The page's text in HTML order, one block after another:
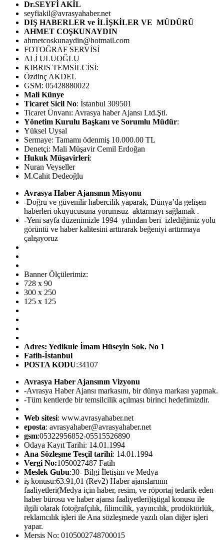
Dr.SEYFİ AKİL
seyfiakil@avrasyahaber.net
DIŞ HABERLER ve İLİŞKİLER VE MÜDÜRÜ
AHMET COŞKUNAYDIN
ahmetcoskunaydin@hotmail.com
FOTOĞRAF SERVİSİ
ALİ ULUOĞLU
KIBRIS TEMSİLCİSİ:
Özdinç AKDEL
GSM: 05428880022
Mali Künye
Ticaret Sicil No: İstanbul 309501
Ticaret Ünvanı: Avrasya haber Ajansı Ltd.Şti.
Yönetim Kurulu Başkanı ve Sorumlu Müdür:
Yüksel Uysal
Sermaye: Tamamı ödenmiş 10.000.00 TL
Denetçi: Mali Müşavir Cemil Erdoğan
Hukuk Müşavirleri:
Nuran Veyseller
M.Cahit Dedeoğlu
Avrasya Haber Ajansının Misyonu
-Doğru ve güvenilir habercilik yaparak, Dünya’da gelişen
haberleri okuyucusuna yorumsuz aktarmayı sağlamak .
-Yeni sayfa düzenimizle 1994 yılından beri izlediğimiz yolu
görüntü ve haber kalitesini arttırarak beğeniyi arttırmaya
çalışıyoruz
Banner Ölçülerimiz:
728 x 90
300 x 250
125 x 125
Adres: Yedikule İmam Hüseyin Sok. No 1
Fatih-İstanbul
POSTA KODU:34107
Avrasya Haber Ajansının Vizyonu
-Avrasya Haber Ajansı markasını, bir dünya markası yapmak.
-Tüm kentlerde bir temsilcilik açılması birinci hedefimizdir.
Web sitesi: www.avrasyahaber.net
eposta: avrasyahaber@avrasyahaber.net
gsm:05322956852-05515526890
Odaya Kayıt Tarihi: 14.01.1994
Ana Sözleşme Tesçil tarihi: 14.01.1994
Vergi No:1050027487 Fatih
Meslek Gubu:30- Bilgi İletişim ve Medya
iş konusu:63.91,01 (Rev2) Haber ajanslarının
faaliyetleri(Medya için haber, resim, ve röportaj tedarik eden
haber bürosu ve haber ajansı faaliyetleri)iştigal konusu ile
ilgili olarak fotoğrafçılık, filimcilik, yayıncılık, prodöktörlük,
reklamcılık işleri ile Ana sözleşmede yazılı olan diğer işleri
yapar.
Mersis No: 0105002748700015